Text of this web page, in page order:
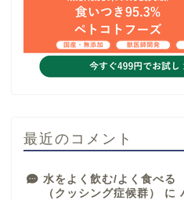
最近のコメント
水をよく飲む/よく食べ
（クッシング症候群）
に